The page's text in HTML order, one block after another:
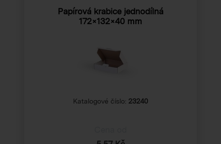
Papírová krabice jednodílná
172×132×40 mm
Katalogové číslo: 23240